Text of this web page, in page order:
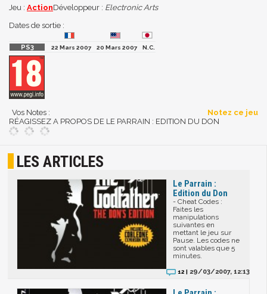
Jeu : ActionDéveloppeur : Electronic Arts
Dates de sortie :
22 Mars 2007 20 Mars 2007 N.C.
Vos Notes :
Notez ce jeu
RÉAGISSEZ A PROPOS DE LE PARRAIN : EDITION DU DON
LES ARTICLES
Le Parrain :
Edition du Don
- Cheat Codes :
Faites les
manipulations
suivantes en
mettant le jeu sur
Pause. Les codes ne
sont valables que 5
minutes.
12 | 29/03/2007, 12:13